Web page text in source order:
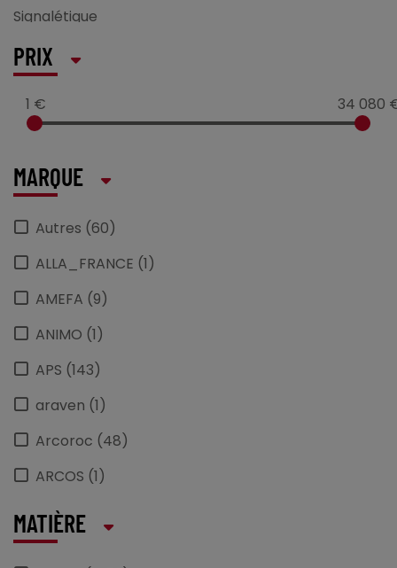
Signalétique
PRIX
1 € 34 080
MARQUE
Autres (60)
ALLA_FRANCE (1)
AMEFA (9)
ANIMO (1)
APS (143)
araven (1)
Arcoroc (48)
ARCOS (1)
ARTMENU (2)
AU_NAIN (3)
MATIÈRE